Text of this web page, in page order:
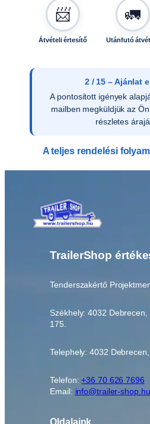
📨
Átvételi értesítő
🚛
Utánfutó
3 / 15 – Ajánlat
Az ajánlat írásos
ellenőrizzük a vevői
rögzítjük
A teljes rendelési
TrailerShop
Tenderszakértő
Székhely: 4032
175.
Telephely: 4032
Telefon:+36 70 626 7696
Email: info@trailer-shop.hu
Oldalaink